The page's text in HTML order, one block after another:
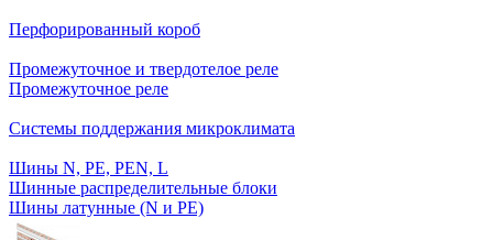
Перфорированный короб
Промежуточное и твердотелое реле
Промежуточное реле
Системы поддержания микроклимата
Шины N, PE, PEN, L
Шинные распределительные блоки
Шины латунные (N и PE)